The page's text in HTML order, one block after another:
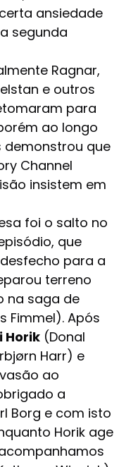
ansiedade
segunda
Ragnar,
e outros
para
ao longo
demonstrou que
Channel
insistem em
foi o salto no
que
para a
terreno
na saga de
Fimmel). Após
Horik(Donal
Harr) e
ao
a
Borg e com isto
Horik age